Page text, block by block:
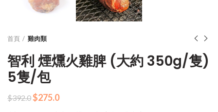
首頁 雞肉類
智利 煙燻火雞脾 (大約 350g/隻)
5隻/包
$392.0 原
$275.0目